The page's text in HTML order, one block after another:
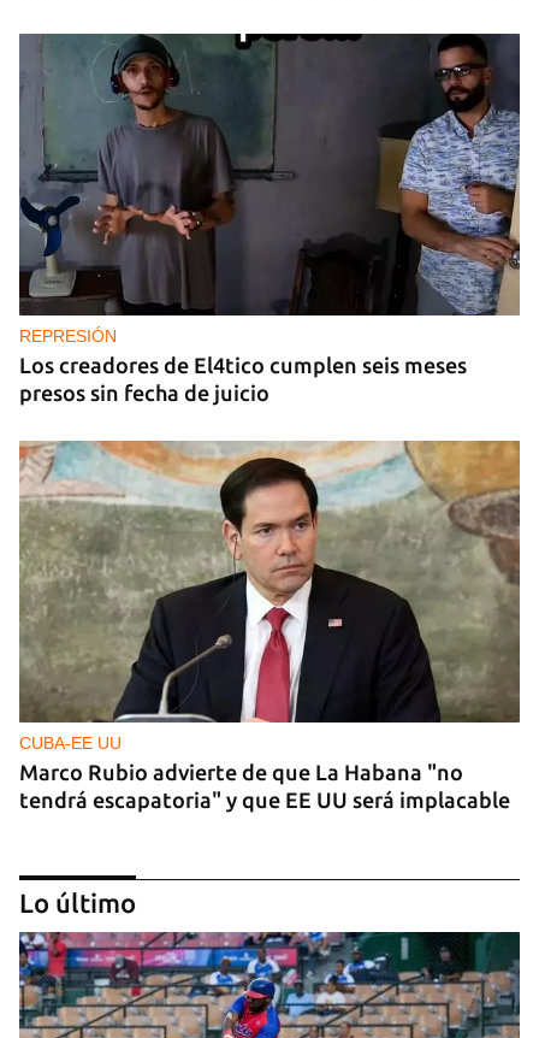
REPRESIÓN
Los creadores de El4tico cumplen seis meses
presos sin fecha de juicio
CUBA-EE UU
Marco Rubio advierte de que La Habana "no
tendrá escapatoria" y que EE UU será implacable
Lo último